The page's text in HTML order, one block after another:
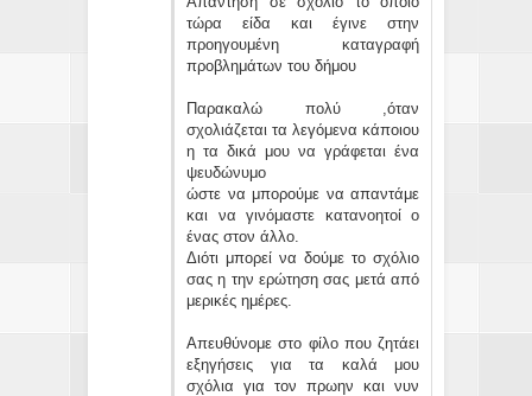
τώρα είδα και έγινε στην
προηγουμένη καταγραφή
προβλημάτων του δήμου
Παρακαλώ πολύ ,όταν
σχολιάζεται τα λεγόμενα κάποιου
η τα δικά μου να γράφεται ένα
ψευδώνυμο
ώστε να μπορούμε να απαντάμε
και να γινόμαστε κατανοητοί ο
ένας στον άλλο.
Διότι μπορεί να δούμε το σχόλιο
σας η την ερώτηση σας μετά από
μερικές ημέρες.
Απευθύνομε στο φίλο που ζητάει
εξηγήσεις για τα καλά μου
σχόλια για τον πρωην και νυν